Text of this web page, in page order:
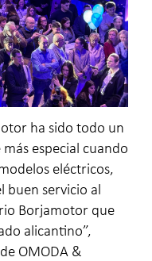
ha sido todo un
especial cuando
eléctricos,
buen servicio al
Borjamotor que
alicantino”,
OMODA &